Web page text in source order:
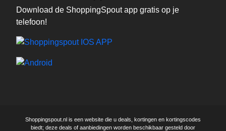
Download de ShoppingSpout app gratis op je
telefoon!
Shoppingspout.nl is een website die u deals, kortingen en kortingscodes
biedt; deze deals of aanbiedingen worden beschikbaar gesteld door